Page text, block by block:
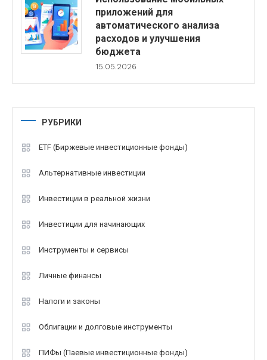
приложений для
автоматического анализа
расходов и улучшения
бюджета
15.05.2026
РУБРИКИ
ETF (Биржевые инвестиционные фонды)
Альтернативные инвестиции
Инвестиции в реальной жизни
Инвестиции для начинающих
Инструменты и сервисы
Личные финансы
Налоги и законы
Облигации и долговые инструменты
ПИФы (Паевые инвестиционные фонды)